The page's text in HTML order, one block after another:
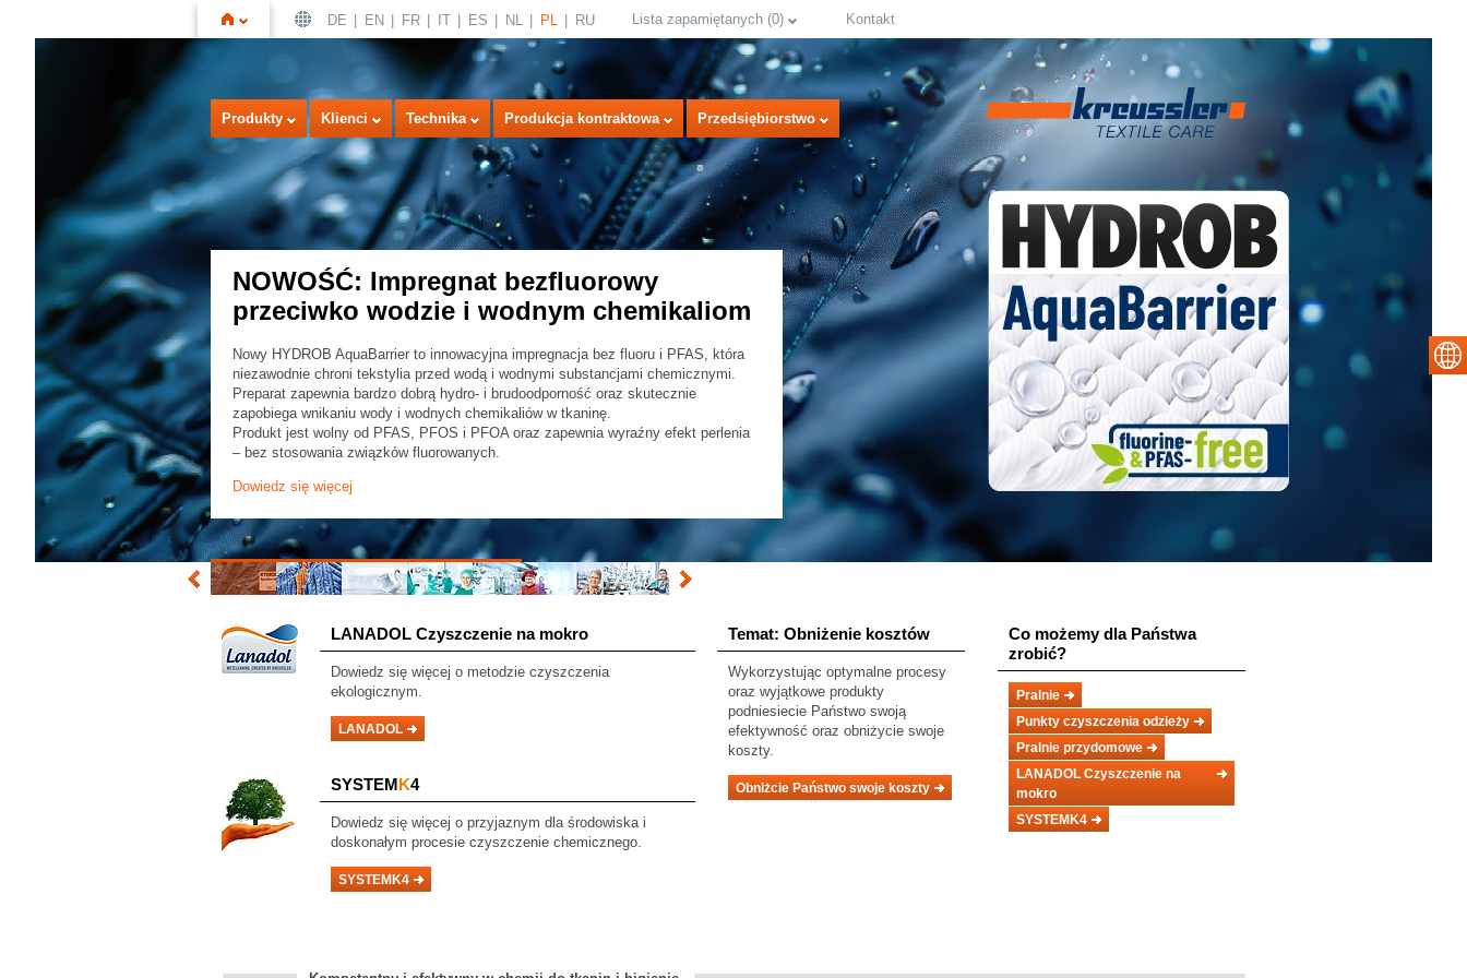
Strona
główna
DE EN FR IT ES NL PL RU Lista zapamiętanych (0) Kontakt
Produkty Klienci Technika Produkcja kontraktowa Przedsiębiorstwo
NOWOŚĆ: Impregnat bezfluorowy
przeciwko wodzie i wodnym chemikaliom
Nowy HYDROB AquaBarrier to innowacyjna impregnacja bez fluoru i PFAS, która
niezawodnie chroni tekstylia przed wodą i wodnymi substancjami chemicznymi.
Preparat zapewnia bardzo dobrą hydro- i brudoodporność oraz skutecznie
zapobiega wnikaniu wody i wodnych chemikaliów w tkaninę.
Produkt jest wolny od PFAS, PFOS i PFOA oraz zapewnia wyraźny efekt perlenia
– bez stosowania związków fluorowanych.
Dowiedz się więcej
LANADOL Czyszczenie na mokro
Dowiedz się więcej o metodzie czyszczenia
ekologicznym.
LANADOL
SYSTEMK4
Dowiedz się więcej o przyjaznym dla środowiska i
doskonałym procesie czyszczenie chemicznego.
SYSTEMK4
Temat: Obniżenie kosztów
Wykorzystując optymalne procesy
oraz wyjątkowe produkty
podniesiecie Państwo swoją
efektywność oraz obniżycie swoje
koszty.
Obniżcie Państwo swoje koszty
Co możemy dla Państwa
zrobić?
Pralnie
Punkty czyszczenia odzieży
Pralnie przydomowe
LANADOL Czyszczenie na
mokro
SYSTEMK4
select language